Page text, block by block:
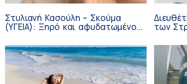
Στυλιανή Κασούλη – Σκούμα
(ΥΓΕΙΑ): Ξηρό και αφυδατωμένο των